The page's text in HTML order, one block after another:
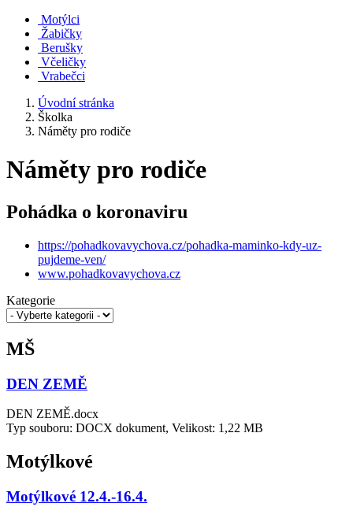
Motýlci
Žabičky
Berušky
Včeličky
Vrabečci
Úvodní stránka
Školka
Náměty pro rodiče
Náměty pro rodiče
Pohádka o koronaviru
https://pohadkovavychova.cz/pohadka-maminko-kdy-uz-
pujdeme-ven/
www.pohadkovavychova.cz
Kategorie
MŠ
DEN ZEMĚ
DEN ZEMĚ.docx
Typ souboru: DOCX dokument, Velikost: 1,22 MB
Motýlkové
Motýlkové 12.4.-16.4.